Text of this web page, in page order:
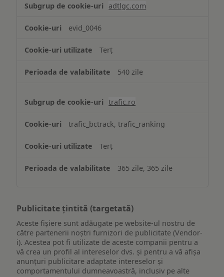
adtlgc.com
evid_0046
Terț
540 zile
trafic.ro
trafic_bctrack, trafic_ranking
Terț
365 zile, 365 zile
Publicitate țintită (targetată)
Aceste fișiere sunt adăugate pe website-ul nostru de
către partenerii noștri furnizori de publicitate (Vendor-
i). Acestea pot fi utilizate de aceste companii pentru a
vă crea un profil al intereselor dvs. și pentru a vă afișa
anunțuri publicitare adaptate intereselor și
comportamentului dumneavoastră, inclusiv pe alte